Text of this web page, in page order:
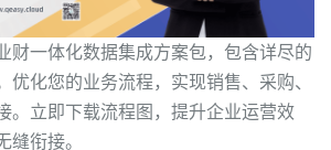
财一体化数据集成方案包，包含详尽的
优化您的业务流程，实现销售、采购、
。立即下载流程图，提升企业运营效
衔接。